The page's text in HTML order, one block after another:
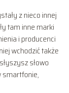
z nieco innej
tam inne marki
i producenci
wchodzić także
słowo
smartfonie,